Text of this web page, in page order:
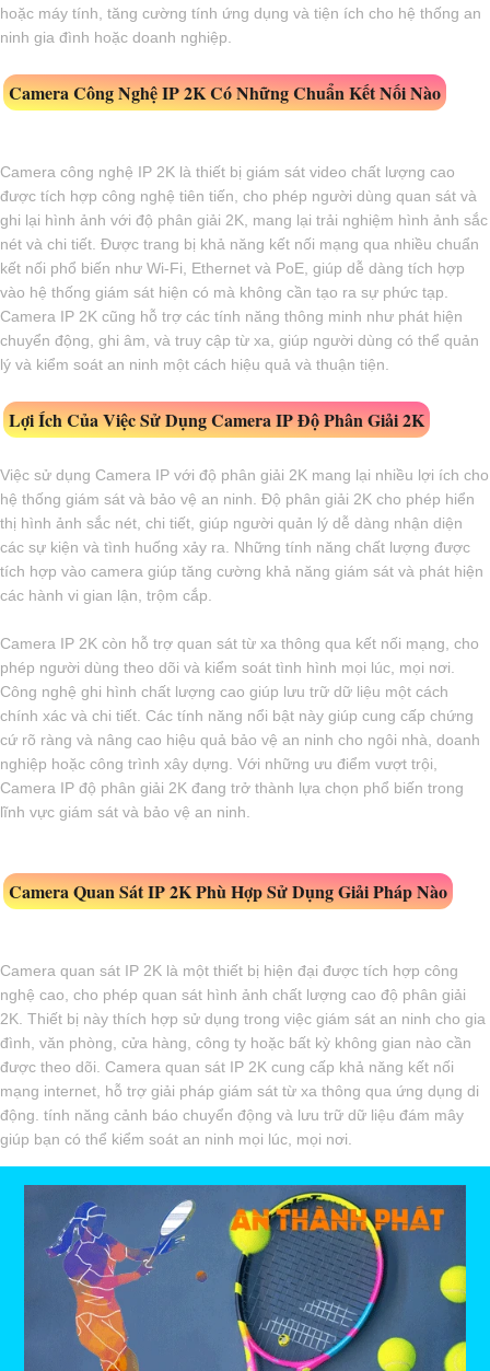
hoặc máy tính, tăng cường tính ứng dụng và tiện ích cho hệ thống an
ninh gia đình hoặc doanh nghiệp.
Camera Công Nghệ IP 2K Có Những Chuẩn Kết Nối Nào
Camera công nghệ IP 2K là thiết bị giám sát video chất lượng cao
được tích hợp công nghệ tiên tiến, cho phép người dùng quan sát và
ghi lại hình ảnh với độ phân giải 2K, mang lại trải nghiệm hình ảnh sắc
nét và chi tiết. Được trang bị khả năng kết nối mạng qua nhiều chuẩn
kết nối phổ biến như Wi-Fi, Ethernet và PoE, giúp dễ dàng tích hợp
vào hệ thống giám sát hiện có mà không cần tạo ra sự phức tạp.
Camera IP 2K cũng hỗ trợ các tính năng thông minh như phát hiện
chuyển động, ghi âm, và truy cập từ xa, giúp người dùng có thể quản
lý và kiểm soát an ninh một cách hiệu quả và thuận tiện.
Lợi Ích Của Việc Sử Dụng Camera IP Độ Phân Giải 2K
Việc sử dụng Camera IP với độ phân giải 2K mang lại nhiều lợi ích cho
hệ thống giám sát và bảo vệ an ninh. Độ phân giải 2K cho phép hiển
thị hình ảnh sắc nét, chi tiết, giúp người quản lý dễ dàng nhận diện
các sự kiện và tình huống xảy ra. Những tính năng chất lượng được
tích hợp vào camera giúp tăng cường khả năng giám sát và phát hiện
các hành vi gian lận, trộm cắp.
Camera IP 2K còn hỗ trợ quan sát từ xa thông qua kết nối mạng, cho
phép người dùng theo dõi và kiểm soát tình hình mọi lúc, mọi nơi.
Công nghệ ghi hình chất lượng cao giúp lưu trữ dữ liệu một cách
chính xác và chi tiết. Các tính năng nổi bật này giúp cung cấp chứng
cứ rõ ràng và nâng cao hiệu quả bảo vệ an ninh cho ngôi nhà, doanh
nghiệp hoặc công trình xây dựng. Với những ưu điểm vượt trội,
Camera IP độ phân giải 2K đang trở thành lựa chọn phổ biến trong
lĩnh vực giám sát và bảo vệ an ninh.
Camera Quan Sát IP 2K Phù Hợp Sử Dụng Giải Pháp Nào
Camera quan sát IP 2K là một thiết bị hiện đại được tích hợp công
nghệ cao, cho phép quan sát hình ảnh chất lượng cao độ phân giải
2K. Thiết bị này thích hợp sử dụng trong việc giám sát an ninh cho gia
đình, văn phòng, cửa hàng, công ty hoặc bất kỳ không gian nào cần
được theo dõi. Camera quan sát IP 2K cung cấp khả năng kết nối
mạng internet, hỗ trợ giải pháp giám sát từ xa thông qua ứng dụng di
động. tính năng cảnh báo chuyển động và lưu trữ dữ liệu đám mây
giúp bạn có thể kiểm soát an ninh mọi lúc, mọi nơi.